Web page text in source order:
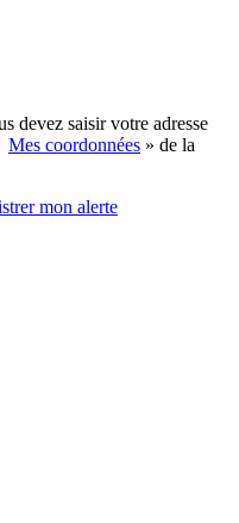
devez saisir votre adresse
Mes coordonnées » de la
mon alerte